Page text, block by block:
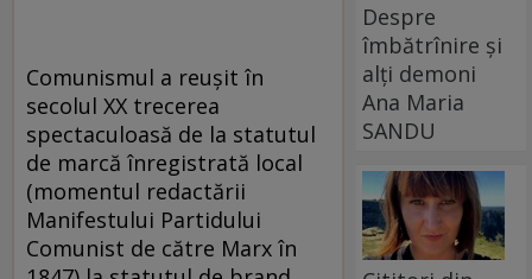
Comunismul a reuşit în
secolul XX trecerea
spectaculoasă de la statutul
de marcă înregistrată local
(momentul redactării
Manifestului Partidului
Comunist de către Marx în
Despre
îmbătrînire și
alți demoni
Ana Maria
SANDU